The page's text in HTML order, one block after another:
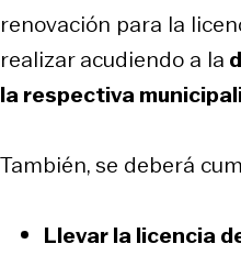
renovación para la
realizar acudiendo a la
la respectiva
También, se deberá
Llevar la licencia